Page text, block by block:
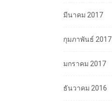
มีนาคม 2017
กุมภาพันธ์ 2017
มกราคม 2017
ธันวาคม 2016